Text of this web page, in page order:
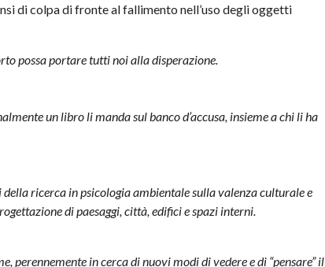
di colpa di fronte al fallimento nell’uso degli oggetti
possa portare tutti noi alla disperazione.
un libro li manda sul banco d’accusa, insieme a chi li ha
ricerca in psicologia ambientale sulla valenza culturale e
di paesaggi, città, edifici e spazi interni.
perennemente in cerca di nuovi modi di vedere e di “pensare” il